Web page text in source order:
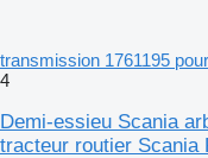
transmission 1761195
4
Demi-essieu Scania
tracteur routier Scania